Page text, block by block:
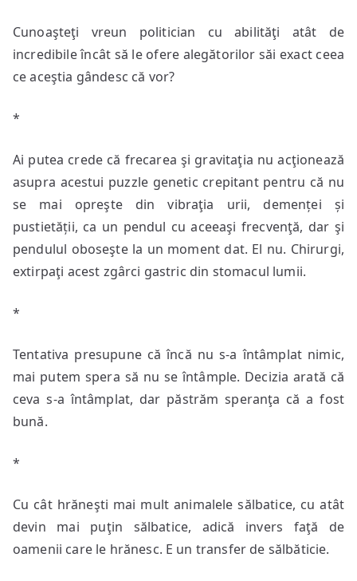
Cunoaşteţi vreun politician cu abilităţi atât de
incredibile încât să le ofere alegătorilor săi exact ceea
ce aceştia gândesc că vor?
*
Ai putea crede că frecarea şi gravitaţia nu acţionează
asupra acestui puzzle genetic crepitant pentru că nu
se mai opreşte din vibraţia urii, demenței și
pustietății, ca un pendul cu aceeaşi frecvenţă, dar şi
pendulul oboseşte la un moment dat. El nu. Chirurgi,
extirpaţi acest zgârci gastric din stomacul lumii.
*
Tentativa presupune că încă nu s-a întâmplat nimic,
mai putem spera să nu se întâmple. Decizia arată că
ceva s-a întâmplat, dar păstrăm speranţa că a fost
bună.
*
Cu cât hrăneşti mai mult animalele sălbatice, cu atât
devin mai puţin sălbatice, adică invers faţă de
oamenii care le hrănesc. E un transfer de sălbăticie.